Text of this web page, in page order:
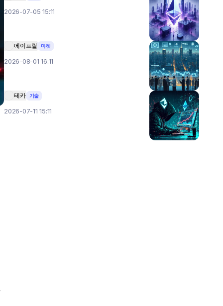
2026-07-05 15:11
에이프릴 마켓
2026-08-01 16:11
테카 기술
2026-07-11 15:11